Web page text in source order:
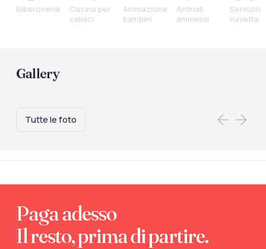
Biberoneria
Cucina per
celiaci
Animazione
bambini
Animali
ammessi
Servizio
navetta
Gallery
Tutte le foto
Paga adesso
Il resto, prima di partire.